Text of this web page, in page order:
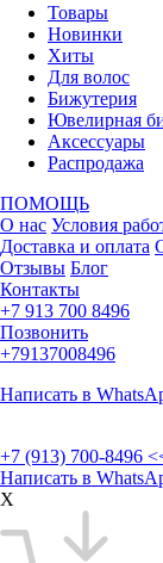
Товары
Новинки
Хиты
Для волос
Бижутерия
Ювелирная
Аксессуары
Распродажа
ПОМОЩЬ
О нас Условия
Доставка и оплата
Отзывы Блог
Контакты
+7 913 700 8496
Позвонить
+79137008496
Написать в
+7 (913) 700-8496
Написать в
X